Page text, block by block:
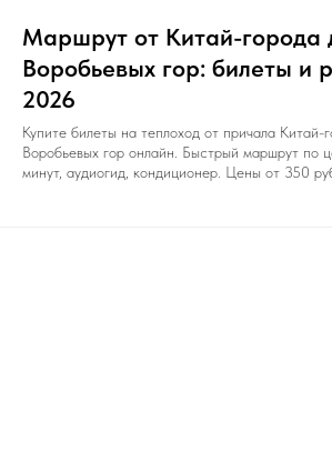
Маршрут от Китай-города
Воробьевых гор: билеты и
2026
Купите билеты на теплоход от причала Китай-
Воробьевых гор онлайн. Быстрый маршрут по
минут, аудиогид, кондиционер. Цены от 350